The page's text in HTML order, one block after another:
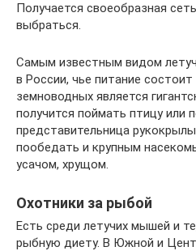
Получается своеобразная
выбраться.
Самым известным видом
в России, чье питание состоит
земноводных является
получится поймать птицу или
представительница
пообедать и крупным
усачом, хрущом.
Охотники за рыбой
Есть среди летучих мышей и
рыбную диету. В Южной и